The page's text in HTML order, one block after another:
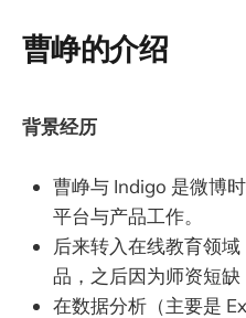
曹峥的介绍
背景经历
曹峥与 Indigo 是微博
平台与产品工作。
后来转入在线教育领
品，之后因为师资短缺
在数据分析（主要是